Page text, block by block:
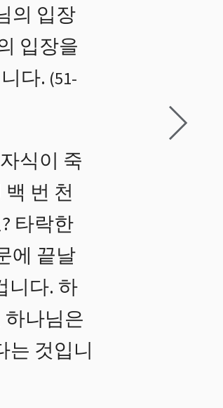
의 입장
입장을
다. (51-
식이 죽
번 천
타락한
에 끝날
니다. 하
나님은
는 것입니